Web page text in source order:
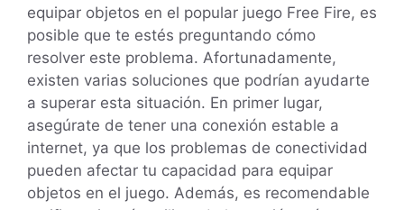
equipar objetos en el popular juego Free Fire, es
posible que te estés preguntando cómo
resolver este problema. Afortunadamente,
existen varias soluciones que podrían ayudarte
a superar esta situación. En primer lugar,
asegúrate de tener una conexión estable a
internet, ya que los problemas de conectividad
pueden afectar tu capacidad para equipar
objetos en el juego. Además, es recomendable